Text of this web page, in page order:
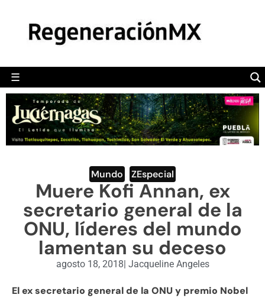
☰
POLÍTICA
CAMALEÓN
OPINIÓN
DEPORTES
ENGLISH SECTION
VIDEOS
Mundo ZEspecial
Muere Kofi Annan, ex
secretario general de la
ONU, líderes del mundo
lamentan su deceso
agosto 18, 2018| Jacqueline Angeles
El ex secretario general de la ONU y premio Nobel